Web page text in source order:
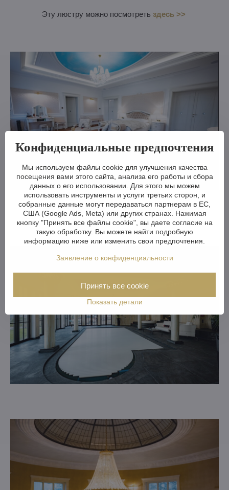
Эту люстру можно посмотреть здесь >>
Эту люстру можно посмотреть здесь >>
Конфиденциальные предпочтения
Мы используем файлы cookie для улучшения качества
посещения вами этого сайта, анализа его работы и сбора
данных о его использовании. Для этого мы можем
использовать инструменты и услуги третьих сторон, и
собранные данные могут передаваться партнерам в ЕС,
США (Google Ads, Meta) или других странах. Нажимая
кнопку "Принять все файлы cookie", вы даете согласие на
такую обработку. Вы можете найти подробную
информацию ниже или изменить свои предпочтения.
Заявление о конфиденциальности
Показать детали
Принять все cookie